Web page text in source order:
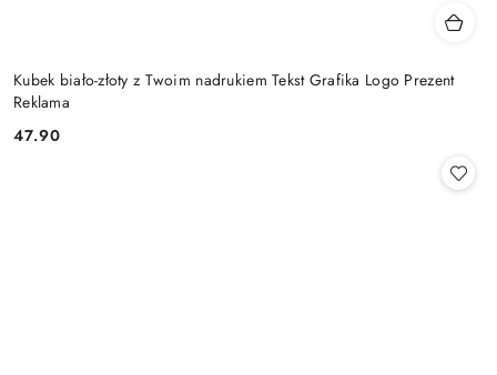
Kubek biało-złoty z Twoim nadrukiem Tekst Grafika Logo Prezent
Reklama
Cena:
47.90